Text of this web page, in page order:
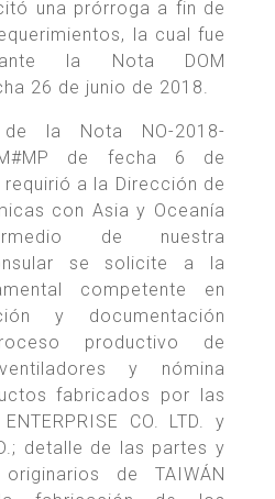
una prórroga a fin de
la cual fue
la Nota DOM
26 de junio de 2018.
la Nota NO-2018-
de fecha 6 de
a la Dirección de
con Asia y Oceanía
de nuestra
se solicite a la
competente en
y documentación
productivo de
y nómina
fabricados por las
CO. LTD. y
detalle de las partes y
de TAIWÁN